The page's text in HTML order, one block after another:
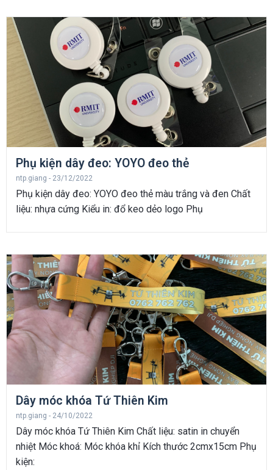
Phụ kiện dây đeo: YOYO đeo thẻ
ntp.giang 23/12/2022
Phụ kiện dây đeo: YOYO đeo thẻ màu trắng và đen Chất
liệu: nhựa cứng Kiểu in: đổ keo dẻo logo Phụ
Dây móc khóa Tứ Thiên Kim
ntp.giang 24/10/2022
Dây móc khóa Tứ Thiên Kim Chất liệu: satin in chuyển
nhiệt Móc khoá: Móc khóa khỉ Kích thước 2cmx15cm Phụ
kiện: